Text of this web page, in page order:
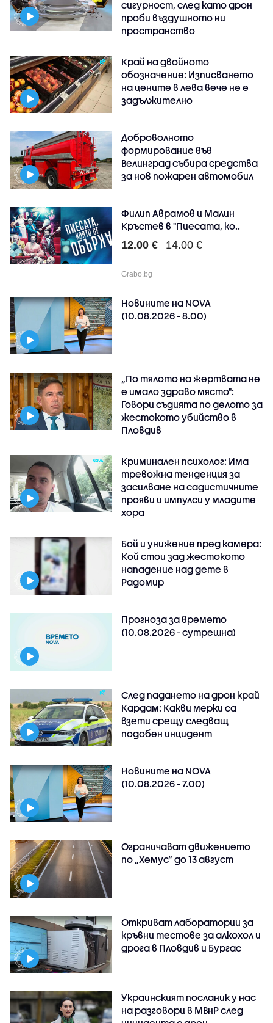
сигурност, след като дрон
проби въздушното ни
пространство
Край на двойното
обозначение: Изписването
на цените в лева вече не е
задължително
Доброволното
формирование във
Велинград събира средства
за нов пожарен автомобил
Филип Аврамов и Малин
Кръстев в "Пиесата, ко..
12.00 € 14.00 €
Grabo.bg
Новините на NOVA
(10.08.2026 - 8.00)
„По тялото на жертвата не
е имало здраво място":
Говори съдията по делото за
жестокото убийство в
Пловдив
Криминален психолог: Има
тревожна тенденция за
засилване на садистичните
прояви и импулси у младите
хора
Бой и унижение пред камера:
Кой стои зад жестокото
нападение над дете в
Радомир
Прогноза за времето
(10.08.2026 - сутрешна)
След падането на дрон край
Кардам: Какви мерки са
взети срещу следващ
подобен инцидент
Новините на NOVA
(10.08.2026 - 7.00)
Ограничават движението
по „Хемус“ до 13 август
Откриват лаборатории за
кръвни тестове за алкохол и
дрога в Пловдив и Бургас
Украинският посланик у нас
на разговори в МВнР след